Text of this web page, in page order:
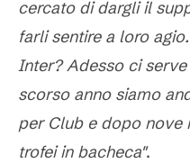
cercato di dargli il
farli sentire a loro
Inter? Adesso ci
scorso anno siamo
per Club e dopo nove
trofei in bacheca".